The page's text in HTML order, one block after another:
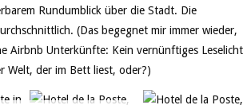
Rundumblick über die Stadt. Die
(Das begegnet mir immer wieder,
Airbnb Unterkünfte: Kein vernünftiges Leselicht
Welt, der im Bett liest, oder?)